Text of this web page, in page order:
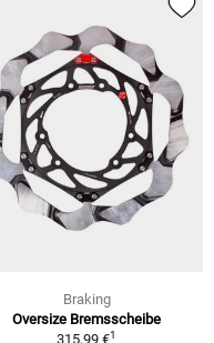
Braking
Oversize Bremsscheibe
315,99 €1